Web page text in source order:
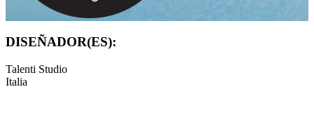
DISEÑADOR(ES):
Talenti Studio
Italia